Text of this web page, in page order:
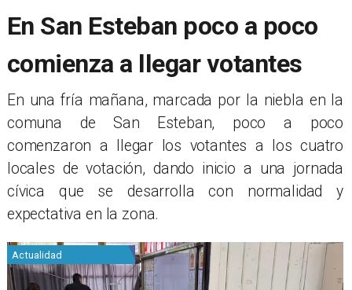
En San Esteban poco a poco
comienza a llegar votantes
En una fría mañana, marcada por la niebla en la
comuna de San Esteban, poco a poco
comenzaron a llegar los votantes a los cuatro
locales de votación, dando inicio a una jornada
cívica que se desarrolla con normalidad y
expectativa en la zona.
Actualidad